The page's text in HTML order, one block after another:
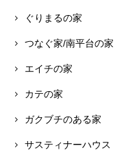
ぐりまるの家
つなぐ家/南平台の家
エイチの家
カテの家
ガクブチのある家
サスティナーハウス